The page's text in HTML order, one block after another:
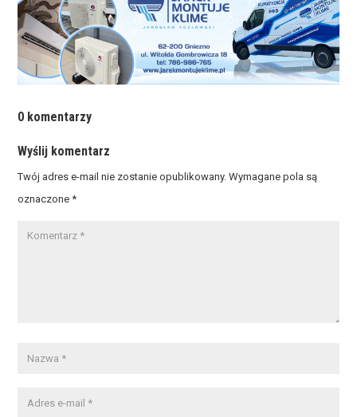
0 komentarzy
Wyślij komentarz
Twój adres e-mail nie zostanie opublikowany. Wymagane pola są
oznaczone*